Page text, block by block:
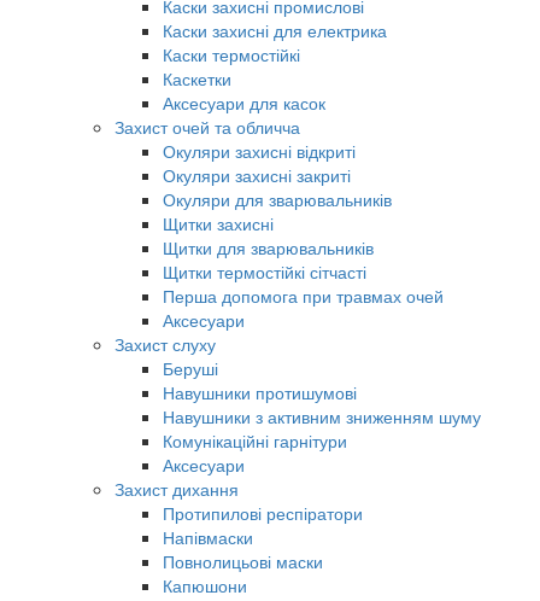
Каски захисні промислові
Каски захисні для електрика
Каски термостійкі
Каскетки
Аксесуари для касок
Захист очей та обличча
Окуляри захисні відкриті
Окуляри захисні закриті
Окуляри для зварювальників
Щитки захисні
Щитки для зварювальників
Щитки термостійкі сітчасті
Перша допомога при травмах очей
Аксесуари
Захист слуху
Беруші
Навушники протишумові
Навушники з активним зниженням шуму
Комунікаційні гарнітури
Аксесуари
Захист дихання
Протипилові респіратори
Напівмаски
Повнолицьові маски
Капюшони